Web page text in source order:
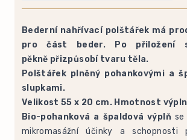
Bederní nahřívací polštářek má
pro část beder. Po přiložení
pěkně přizpůsobí tvaru těla.
Polštářek plněný pohankovými a
slupkami.
Velikost 55 x 20 cm. Hmotnost
Bio-pohanková a špaldová výplň se
mikromasážní účinky a schopnosti